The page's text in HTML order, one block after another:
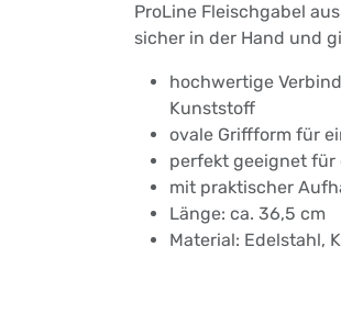
ProLine Fleischgabel
sicher in der Hand und
hochwertige
Kunststoff
ovale Griffform für
perfekt geeignet für
mit praktischer
Länge: ca. 36,5 cm
Material: Edelstahl,